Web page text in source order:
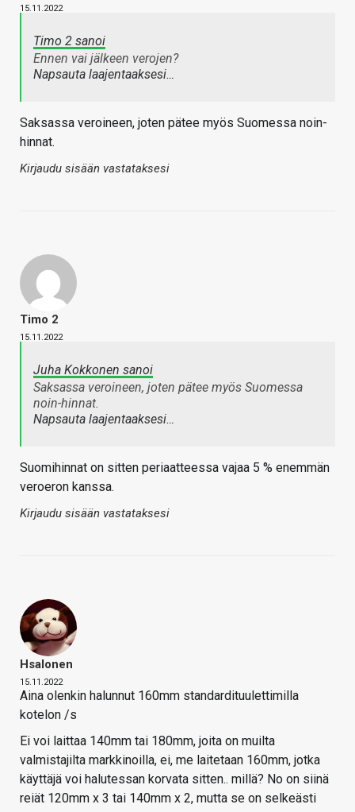
15.11.2022
Timo 2 sanoi
Ennen vai jälkeen verojen?
Napsauta laajentaaksesi…
Saksassa veroineen, joten pätee myös Suomessa noin-
hinnat.
Kirjaudu sisään vastataksesi
Timo 2
15.11.2022
Juha Kokkonen sanoi
Saksassa veroineen, joten pätee myös Suomessa
noin-hinnat.
Napsauta laajentaaksesi…
Suomihinnat on sitten periaatteessa vajaa 5 % enemmän
veroeron kanssa.
Kirjaudu sisään vastataksesi
Hsalonen
15.11.2022
Aina olenkin halunnut 160mm standardituulettimilla
kotelon /s
Ei voi laittaa 140mm tai 180mm, joita on muilta
valmistajilta markkinoilla, ei, me laitetaan 160mm, jotka
käyttäjä voi halutessan korvata sitten.. millä? No on siinä
reiät 120mm x 3 tai 140mm x 2, mutta se on selkeästi